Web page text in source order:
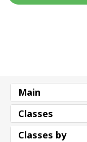
Main
Classes
Classes by